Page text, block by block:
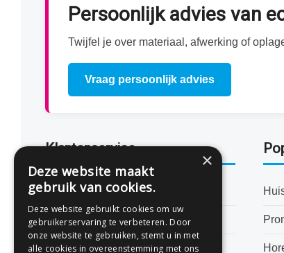
Persoonlijk advies van
Twijfel je over materiaal, afwerking of
Vraag persoonlijk advies
Klantenservice
Bestanden aanleveren
Levertijden
Veelgestelde vragen
×
Deze website maakt
gebruik van cookies.
Deze website gebruikt cookies om uw
gebruikerservaring te verbeteren. Door
onze website te gebruiken, stemt u in met
alle cookies in overeenstemming met ons